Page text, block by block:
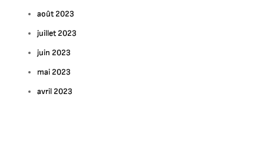
août 2023
juillet 2023
juin 2023
mai 2023
avril 2023